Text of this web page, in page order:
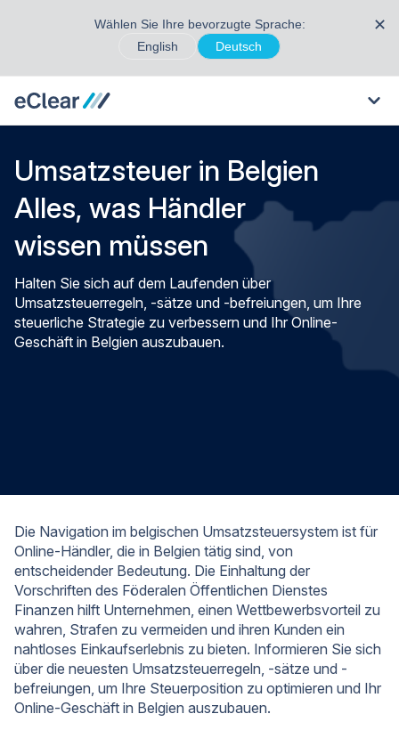
Wählen Sie Ihre bevorzugte Sprache:
English
Deutsch
✕
Umsatzsteuer in Belgien
Alles, was Händler
wissen müssen
Halten Sie sich auf dem Laufenden über
Umsatzsteuerregeln, -sätze und -befreiungen, um Ihre
steuerliche Strategie zu verbessern und Ihr Online-
Geschäft in Belgien auszubauen.
Die Navigation im belgischen Umsatzsteuersystem ist für
Online-Händler, die in Belgien tätig sind, von
entscheidender Bedeutung. Die Einhaltung der
Vorschriften des Föderalen Öffentlichen Dienstes
Finanzen hilft Unternehmen, einen Wettbewerbsvorteil zu
wahren, Strafen zu vermeiden und ihren Kunden ein
nahtloses Einkaufserlebnis zu bieten. Informieren Sie sich
über die neuesten Umsatzsteuerregeln, -sätze und -
befreiungen, um Ihre Steuerposition zu optimieren und Ihr
Online-Geschäft in Belgien auszubauen.